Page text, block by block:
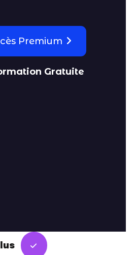
Premium
Gratuite